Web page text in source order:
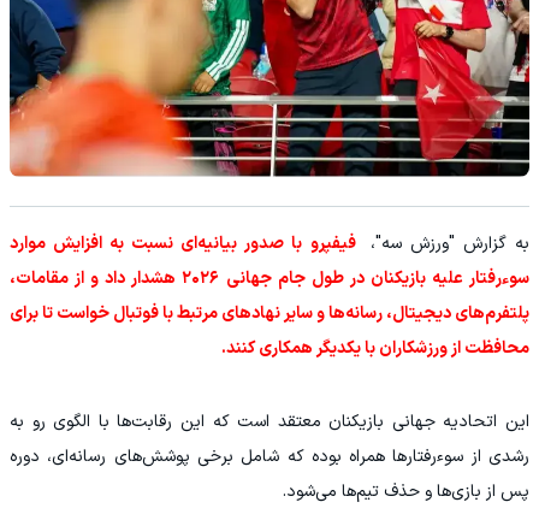
به گزارش "ورزش سه"، فیفپرو با صدور بیانیه‌ای نسبت به افزایش موارد
سوءرفتار علیه بازیکنان در طول جام جهانی ۲۰۲۶ هشدار داد و از مقامات،
پلتفرم‌های دیجیتال، رسانه‌ها و سایر نهادهای مرتبط با فوتبال خواست تا برای
محافظت از ورزشکاران با یکدیگر همکاری کنند.
این اتحادیه جهانی بازیکنان معتقد است که این رقابت‌ها با الگوی رو به
رشدی از سوءرفتارها همراه بوده که شامل برخی پوشش‌های رسانه‌ای، دوره
پس از بازی‌ها و حذف تیم‌ها می‌شود.